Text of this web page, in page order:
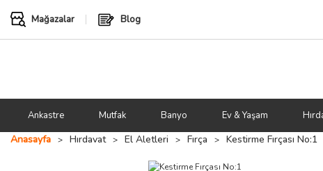
Mağazalar Blog
Ankastre Mutfak Banyo Ev & Yaşam
Anasayfa
Hırdavat El Aletleri Fırça Kestirme Fırçası No:1